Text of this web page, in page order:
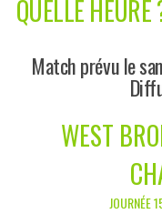
QUELLE HEURE
Match prévu le
WEST
JOURNÉE